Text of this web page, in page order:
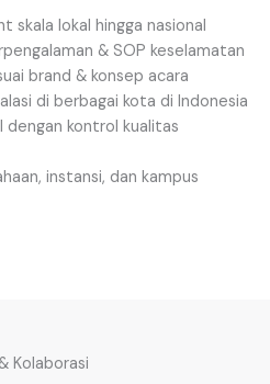
skala lokal hingga nasional
& SOP keselamatan
brand & konsep acara
di berbagai kota di Indonesia
dengan kontrol kualitas
instansi, dan kampus
Kolaborasi